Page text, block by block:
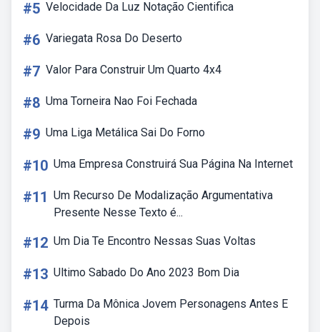
#5 Velocidade Da Luz Notação Cientifica
#6 Variegata Rosa Do Deserto
#7 Valor Para Construir Um Quarto 4x4
#8 Uma Torneira Nao Foi Fechada
#9 Uma Liga Metálica Sai Do Forno
#10 Uma Empresa Construirá Sua Página Na Internet
#11 Um Recurso De Modalização Argumentativa
Presente Nesse Texto é...
#12 Um Dia Te Encontro Nessas Suas Voltas
#13 Ultimo Sabado Do Ano 2023 Bom Dia
#14 Turma Da Mônica Jovem Personagens Antes E
Depois